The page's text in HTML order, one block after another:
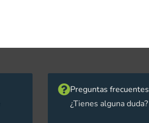
Preguntas frecuentes
¿Tienes alguna duda?